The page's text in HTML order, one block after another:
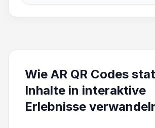
Wie AR QR Codes
Inhalte in interaktive
Erlebnisse